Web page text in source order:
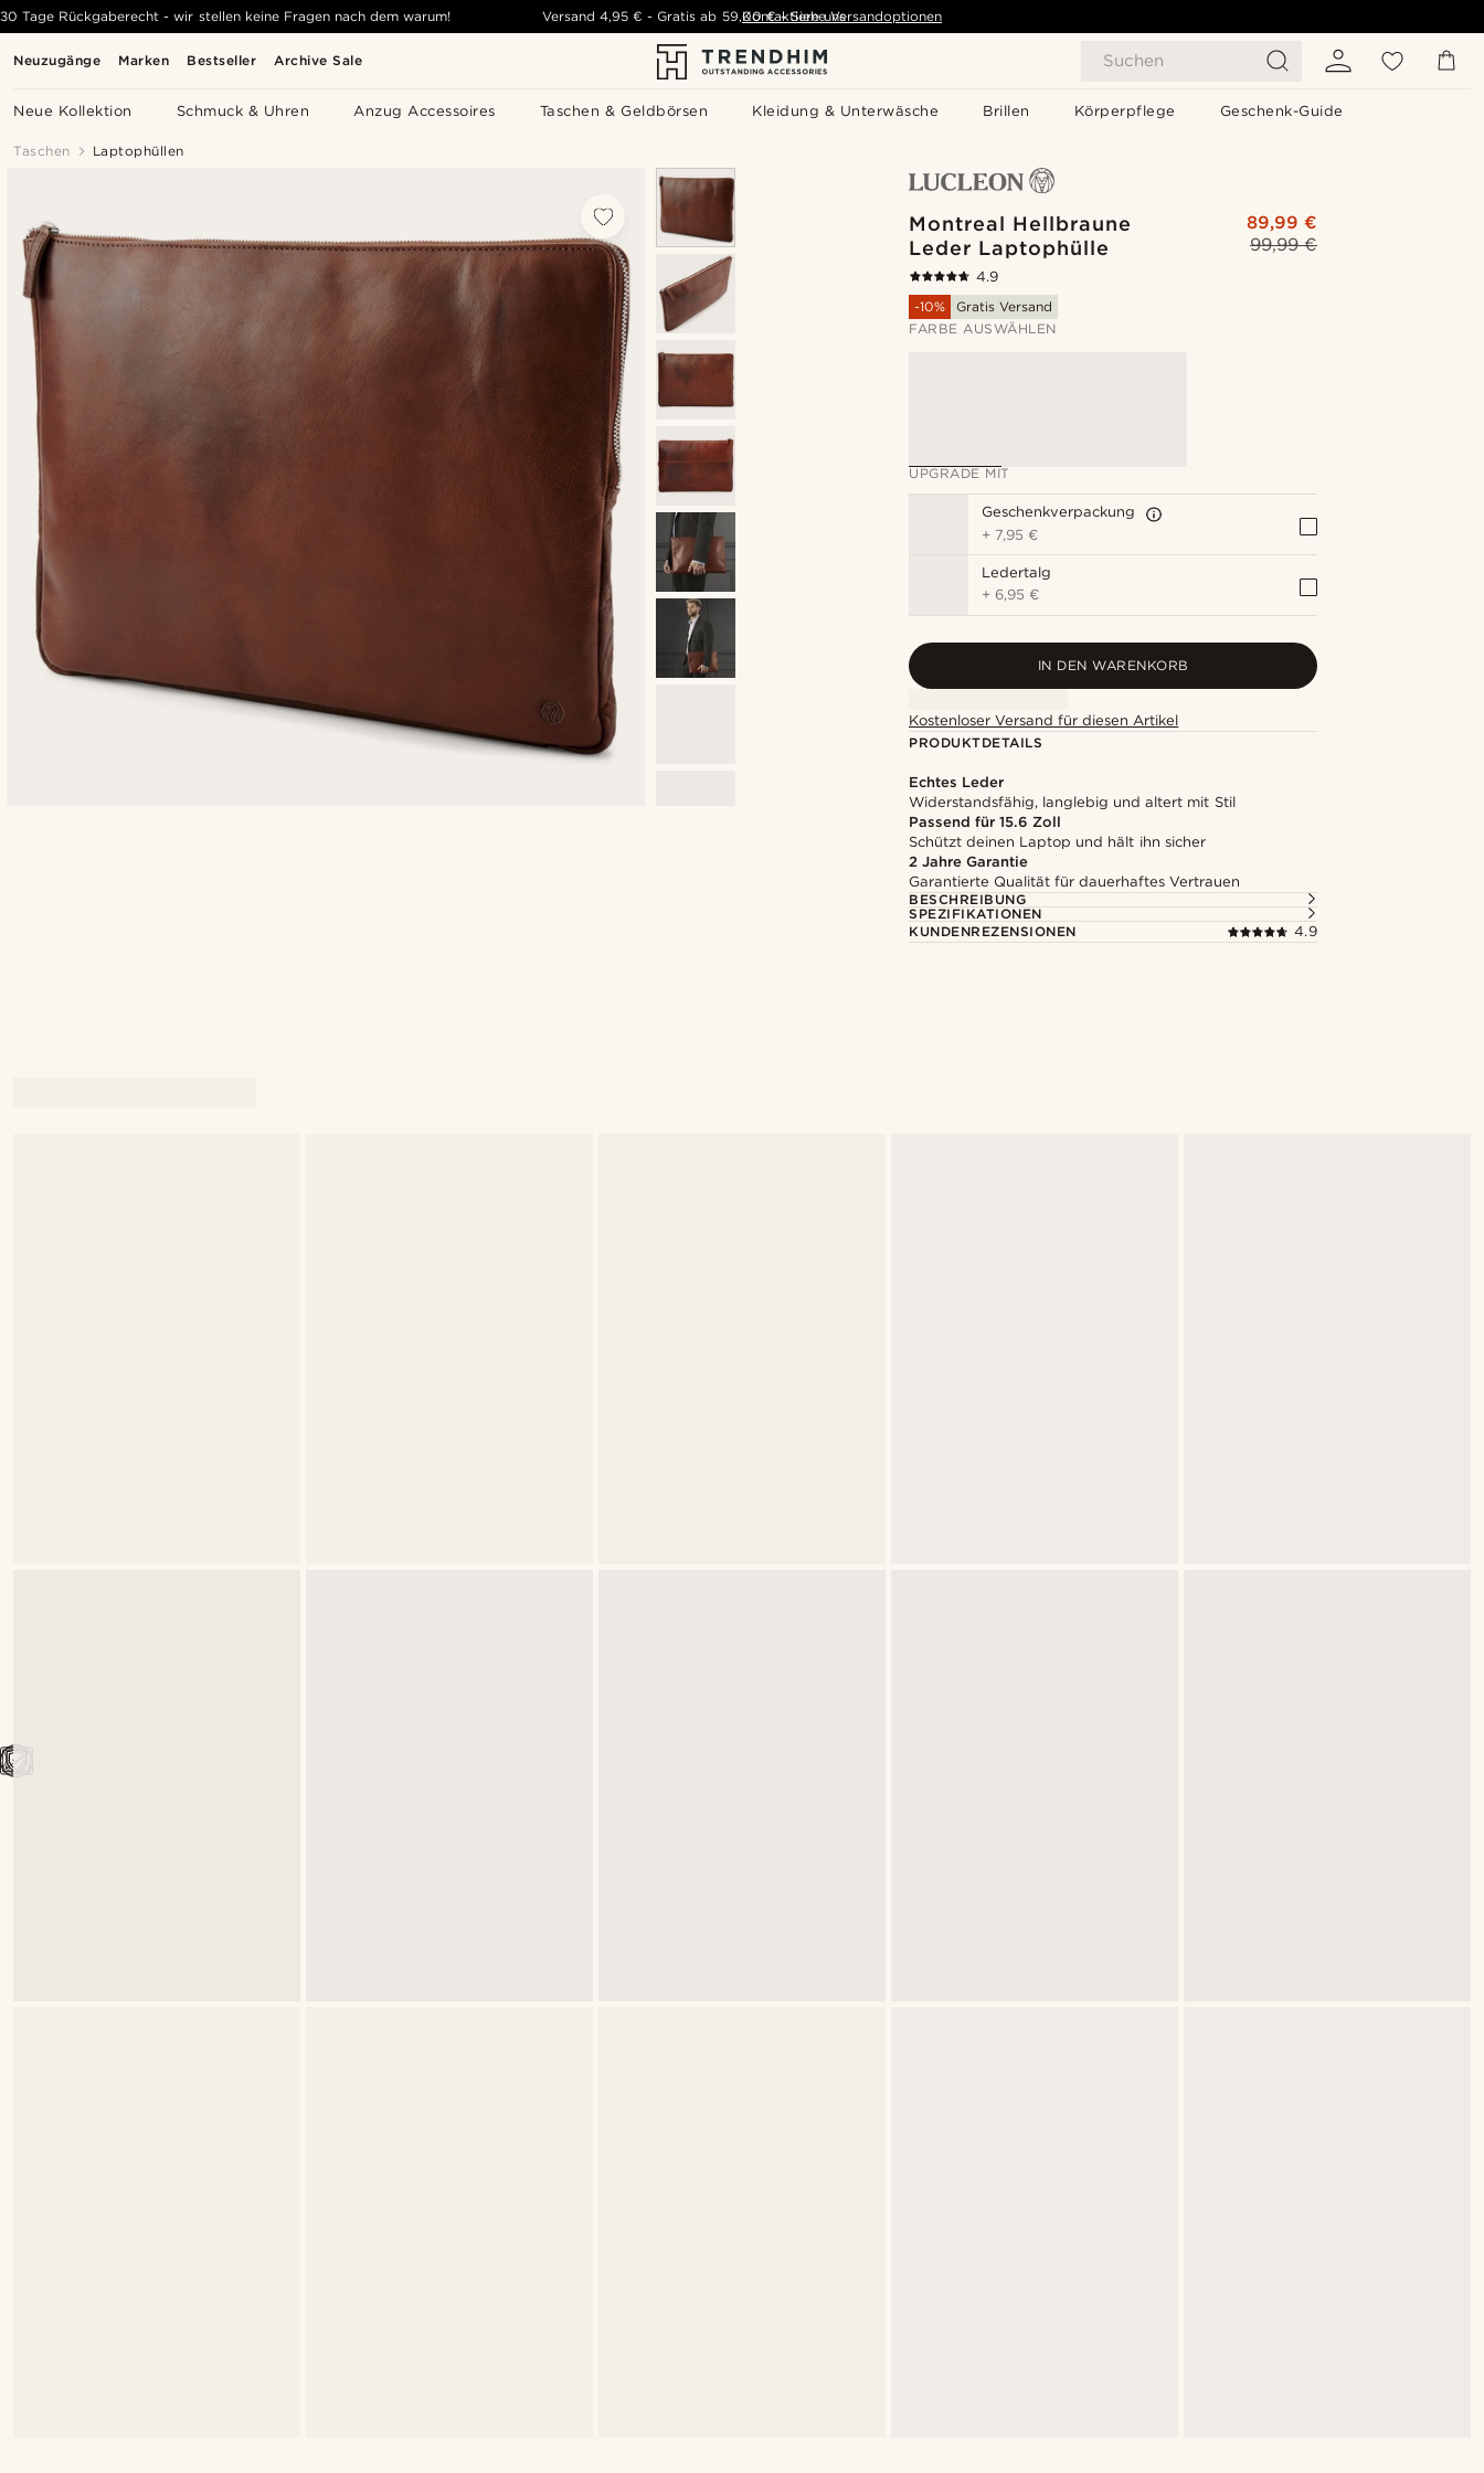
Neuzugänge Marken Bestseller Archive Sale Suchen
Neue Kollektion Schmuck & Uhren Anzug Accessoires Taschen & Geldbörsen Kleidung & Unterwäsche Brillen Körperpflege Geschenk-Guide
30 Tage Rückgaberecht - wir stellen keine Fragen nach dem warum! Versand 4,95 € -Gratis ab 59,00 € - Siehe Versandoptionen
Kontaktiere uns
Taschen Laptophüllen
Montreal Hellbraune
Leder Laptophülle
99,99 €
89,99 €
4.9
-10%
Gratis Versand
FARBE AUSWÄHLEN
UPGRADE MIT
Geschenkverpackung
+ 7,95 €
Ledertalg
+6,95 €
IN DEN WARENKORB
Kostenloser Versand für diesen Artikel
PRODUKTDETAILS
Echtes Leder
Widerstandsfähig, langlebig und altert mit Stil
Passend für 15.6 Zoll
Schützt deinen Laptop und hält ihn sicher
2 Jahre Garantie
Garantierte Qualität für dauerhaftes Vertrauen
BESCHREIBUNG
SPEZIFIKATIONEN
KUNDENREZENSIONEN
4.9